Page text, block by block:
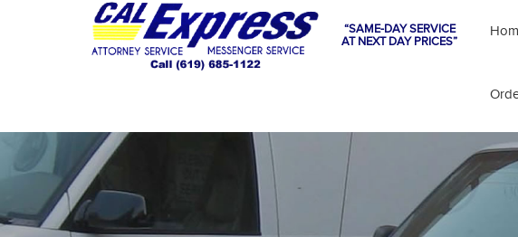
“SAME-DAY SERVICE
AT NEXT DAY PRICES”